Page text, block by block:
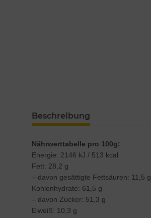
Beschreibung
Nährwerttabelle pro 100g:
Energie: 2146 kJ / 513 kcal
Fett: 28,2 g
– davon gesättigte Fettsäuren: 11,5 g
Kohlenhydrate: 61,5 g
– davon Zucker: 51,3 g
Eiweiß: 10,3 g